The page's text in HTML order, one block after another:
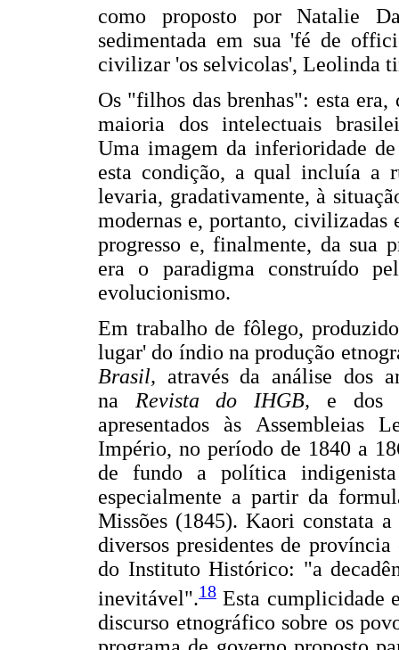
como proposto por Natalie
sedimentada em sua 'fé de
civilizar 'os selvicolas', Leolinda
Os "filhos das brenhas": esta
maioria dos intelectuais
Uma imagem da inferioridade
esta condição, a qual incluía a
levaria, gradativamente, à
modernas e, portanto, civilizadas
progresso e, finalmente, da sua
era o paradigma construído
evolucionismo.
Em trabalho de fôlego,
lugar' do índio na produção
Brasil, através da análise dos
na Revista do IHGB, e dos
apresentados às Assembleias
Império, no período de 1840 a
de fundo a política
especialmente a partir da
Missões (1845). Kaori constata
diversos presidentes de
do Instituto Histórico: "a
inevitável".18 Esta cumplicidade
discurso etnográfico sobre os